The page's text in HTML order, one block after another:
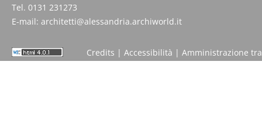
Tel. 0131 231273
E-mail: architetti@alessandria.archiworld.it
Credits | Accessibilità | Amministrazione